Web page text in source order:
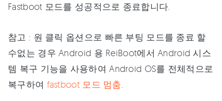
Fastboot 모드를 성공적으로 종료합니다.
참고 : 원 클릭 옵션으로 빠른 부팅 모드를 종료 할
수없는 경우 Android 용 ReiBoot에서 Android 시스
템 복구 기능을 사용하여 Android OS를 전체적으로
복구하여 fastboot 모드 멈춤